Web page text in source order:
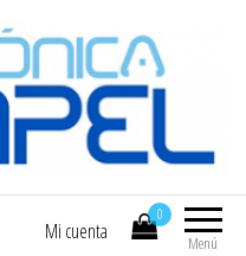
COMPEL
Menú
0
Mi cuenta